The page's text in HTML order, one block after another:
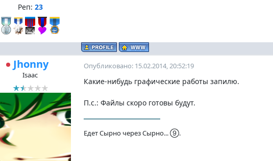
Реп: 23
Jhonny
Isaac
Опубликовано: 15.02.2014, 20:52:19
Какие-нибудь графические работы запилю.
П.с.: Файлы скоро готовы будут.
Едет Сырно через Сырно... ➈.